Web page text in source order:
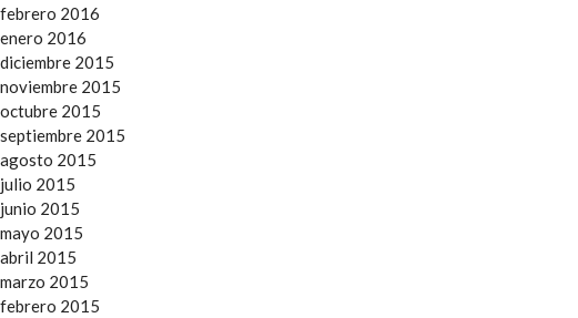
febrero 2016
enero 2016
diciembre 2015
noviembre 2015
octubre 2015
septiembre 2015
agosto 2015
julio 2015
junio 2015
mayo 2015
abril 2015
marzo 2015
febrero 2015